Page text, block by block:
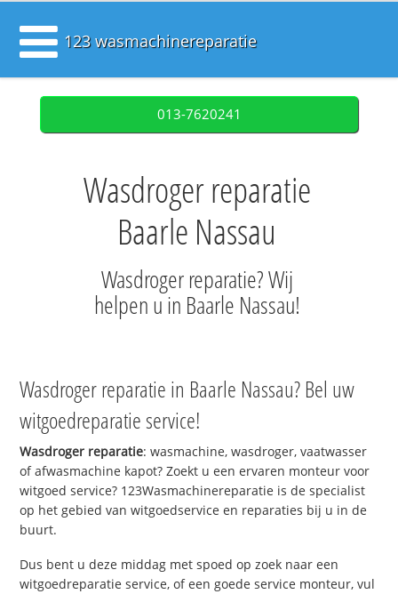
123 wasmachinereparatie
013-7620241
Wasdroger reparatie
Baarle Nassau
Wasdroger reparatie? Wij
helpen u in Baarle Nassau!
Wasdroger reparatie in Baarle Nassau? Bel uw
witgoedreparatie service!
Wasdroger reparatie: wasmachine, wasdroger, vaatwasser
of afwasmachine kapot? Zoekt u een ervaren monteur voor
witgoed service? 123Wasmachinereparatie is de specialist
op het gebied van witgoedservice en reparaties bij u in de
buurt.
Dus bent u deze middag met spoed op zoek naar een
witgoedreparatie service, of een goede service monteur, vul